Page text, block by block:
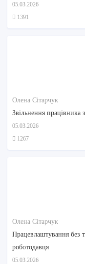
05.03.2026
1391
Олена Сітарчук
Звільнення працівника
05.03.2026
1267
Олена Сітарчук
Працевлаштування без
роботодавця
05.03.2026